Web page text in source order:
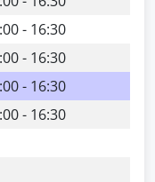
- 16:30
- 16:30
- 16:30
- 16:30